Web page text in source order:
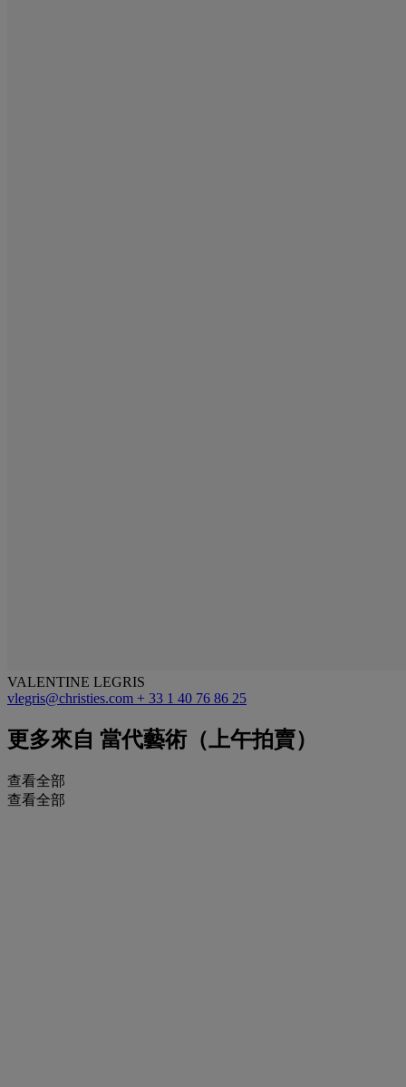
VALENTINE LEGRIS
vlegris@christies.com + 33 1 40 76 86 25
更多來自 當代藝術（上午拍賣）
查看全部
查看全部